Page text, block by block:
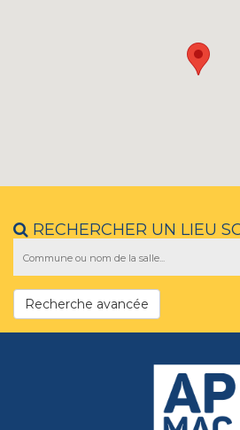
RECHERCHER UN LIEU
Recherche avancée